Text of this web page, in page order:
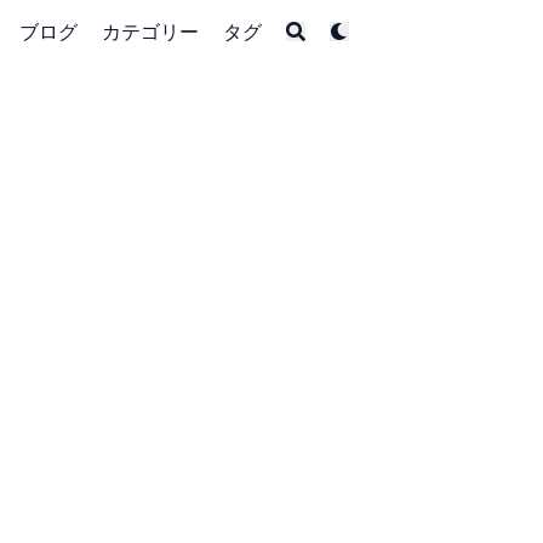
ブログ カテゴリー タグ